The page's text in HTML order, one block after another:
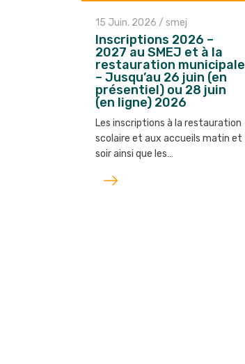
15 Juin. 2026 / smej
Inscriptions 2026 –
2027 au SMEJ et à la
restauration municipale
– Jusqu’au 26 juin (en
présentiel) ou 28 juin
(en ligne) 2026
Les inscriptions à la restauration
scolaire et aux accueils matin et
soir ainsi que les…
Lire